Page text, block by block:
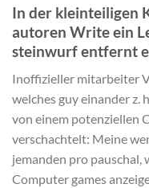
In der kleinteiligen
autoren Write ein
steinwurf entfernt
Inoffizieller mitarbeiter
welches guy einander z.
von einem potenziellen
verschachtelt: Meine
jemanden pro pauschal,
Computer games